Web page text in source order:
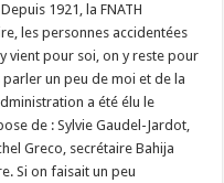
1921, la FNATH
les personnes accidentées
y vient pour soi, on y reste pour
parler un peu de moi et de la
a été élu le
de : Sylvie Gaudel-Jardot,
Greco, secrétaire Bahija
Si on faisait un peu